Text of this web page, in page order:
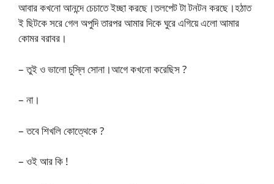
আবার কখনো আনন্দে চেচাতে ইচ্ছা করছে।তলপেট টা টনটন করছে।হঠাত
ই ছিটকে সরে গেল অপুদি তারপর আমার দিকে ঘুরে এগিয়ে এলো আমার
কোমর বরাবর।
– তুই ও ভালো চুস্লি সোনা।আগে কখনো করেছিস ?
– না।
– তবে শিখলি কোত্থেকে ?
– ওই আর কি !